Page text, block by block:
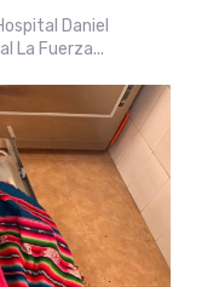
Daniel
La Fuerza...